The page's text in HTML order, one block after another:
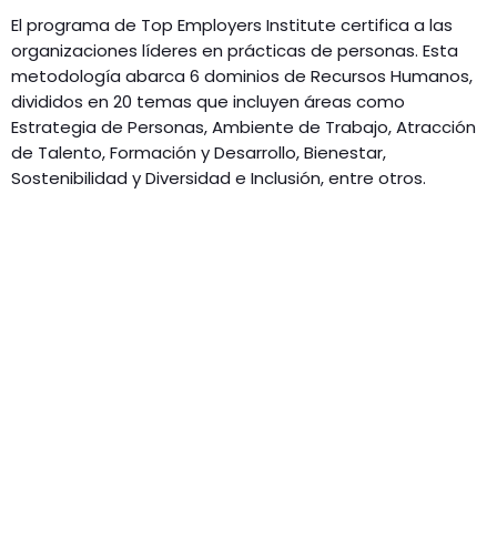
El programa de Top Employers Institute certifica a las
organizaciones líderes en prácticas de personas. Esta
metodología abarca 6 dominios de Recursos Humanos,
divididos en 20 temas que incluyen áreas como
Estrategia de Personas, Ambiente de Trabajo, Atracción
de Talento, Formación y Desarrollo, Bienestar,
Sostenibilidad y Diversidad e Inclusión, entre otros.